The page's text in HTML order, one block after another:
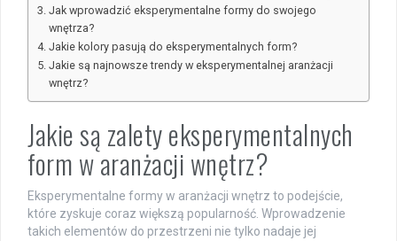
Jak wprowadzić eksperymentalne formy do swojego
wnętrza?
Jakie kolory pasują do eksperymentalnych form?
Jakie są najnowsze trendy w eksperymentalnej aranżacji
wnętrz?
Jakie są zalety eksperymentalnych
form w aranżacji wnętrz?
Eksperymentalne formy w aranżacji wnętrz to podejście,
które zyskuje coraz większą popularność. Wprowadzenie
takich elementów do przestrzeni nie tylko nadaje jej